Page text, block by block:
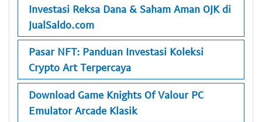
Investasi Reksa Dana & Saham Aman OJK di
JualSaldo.com
Pasar NFT: Panduan Investasi Koleksi
Crypto Art Terpercaya
Download Game Knights Of Valour PC
Emulator Arcade Klasik